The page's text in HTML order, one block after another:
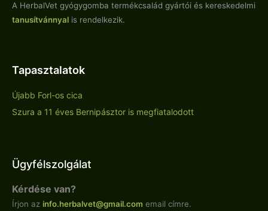
A HerbalVet gyógygomba termékcsalád gyártói és kereskedelmi
tanusítvánnyal is rendelkezik.
Tapasztalatok
Újabb Forl-os cica
Szura a 11 éves Bernipásztor is megfiatalodott
Ügyfélszolgálat
Kérdése van?
Írjon az info.herbalvet@gmail.com email címre.